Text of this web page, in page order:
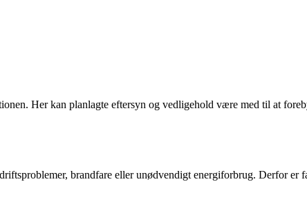
Her kan planlagte eftersyn og vedligehold være med til at
brandfare eller unødvendigt energiforbrug. Derfor